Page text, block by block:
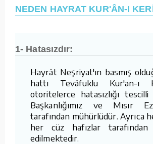
NEDEN HAYRAT KUR'ÂN-I
1- Hatasızdır:
Hayrât Neşriyat'ın basmış
hattı Tevâfuklu Kur'an-ı
otoritelerce hatasızlığı
Başkanlığımız ve Mısır
tarafından mühürlüdür. Ayrıca
her cüz hafızlar tarafından
edilmektedir.